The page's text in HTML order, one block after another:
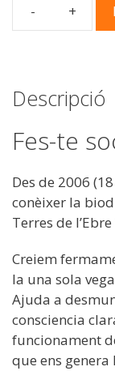
Descripció
Fes-te
Des de 2006
conèixer la
Terres de
Creiem
la una sola
Ajuda a
consciencia
funcionament
que ens